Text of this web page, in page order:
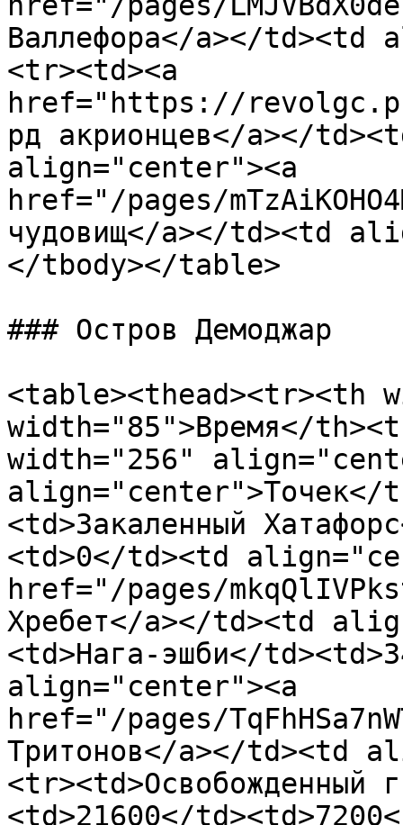
Валлефора</a></
<tr><td><a
href="https://
рд акрионцев</a></
align="center"><a
href="/pages/
чудовищ</a></td><td
</tbody></table>
### Остров Демоджар
<table><thead><tr><th
width="85">Время</
width="256"
align="center">Точек</
<td>Закаленный
<td>0</td><td
href="/pages/
Хребет</a></td><td
<td>Нага-эшби</
align="center"><a
href="/pages/
Тритонов</a></td><td
<tr><td>Освобожденный
<td>21600</